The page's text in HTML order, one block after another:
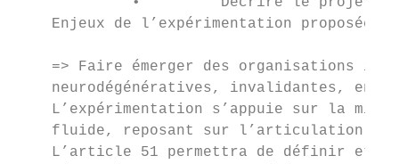
    Enjeux de l’expérimentation proposée :
=> Faire émerger des organisations
neurodégénératives, invalidantes, en
L’expérimentation s’appuie sur la
fluide, reposant sur l’articulation
L’article 51 permettra de définir et